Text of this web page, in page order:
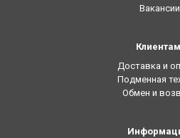
Вакансии
Доставка и
Подменная
Обмен и